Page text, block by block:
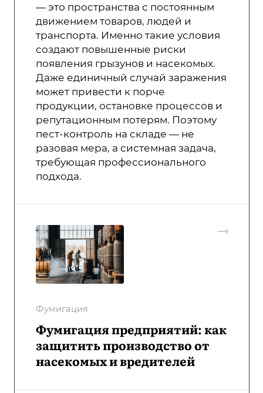
— это пространства с постоянным
движением товаров, людей и
транспорта. Именно такие условия
создают повышенные риски
появления грызунов и насекомых.
Даже единичный случай заражения
может привести к порче
продукции, остановке процессов и
репутационным потерям. Поэтому
пест-контроль на складе — не
разовая мера, а системная задача,
требующая профессионального
подхода.
Фумигация
Фумигация предприятий: как
защитить производство от
насекомых и вредителей